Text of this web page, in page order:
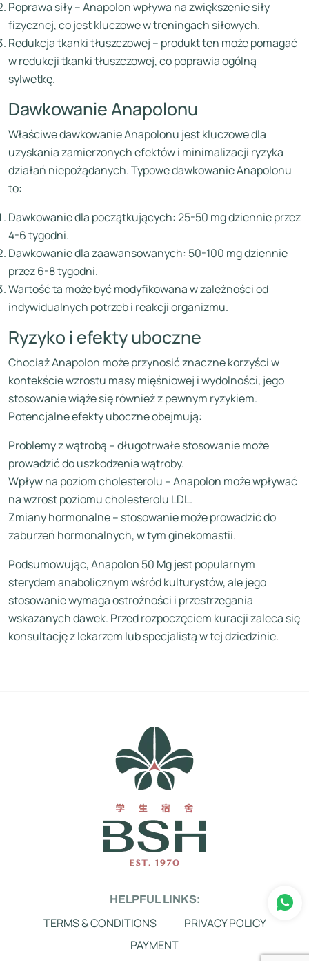
Poprawa siły – Anapolon wpływa na zwiększenie siły
fizycznej, co jest kluczowe w treningach siłowych.
Redukcja tkanki tłuszczowej – produkt ten może pomagać
w redukcji tkanki tłuszczowej, co poprawia ogólną
sylwetkę.
Dawkowanie Anapolonu
Właściwe dawkowanie Anapolonu jest kluczowe dla
uzyskania zamierzonych efektów i minimalizacji ryzyka
działań niepożądanych. Typowe dawkowanie Anapolonu
to:
Dawkowanie dla początkujących: 25-50 mg dziennie przez
4-6 tygodni.
Dawkowanie dla zaawansowanych: 50-100 mg dziennie
przez 6-8 tygodni.
Wartość ta może być modyfikowana w zależności od
indywidualnych potrzeb i reakcji organizmu.
Ryzyko i efekty uboczne
Chociaż Anapolon może przynosić znaczne korzyści w
kontekście wzrostu masy mięśniowej i wydolności, jego
stosowanie wiąże się również z pewnym ryzykiem.
Potencjalne efekty uboczne obejmują:
Problemy z wątrobą – długotrwałe stosowanie może
prowadzić do uszkodzenia wątroby.
Wpływ na poziom cholesterolu – Anapolon może wpływać
na wzrost poziomu cholesterolu LDL.
Zmiany hormonalne – stosowanie może prowadzić do
zaburzeń hormonalnych, w tym ginekomastii.
Podsumowując, Anapolon 50 Mg jest popularnym
sterydem anabolicznym wśród kulturystów, ale jego
stosowanie wymaga ostrożności i przestrzegania
wskazanych dawek. Przed rozpoczęciem kuracji zaleca się
konsultację z lekarzem lub specjalistą w tej dziedzinie.
HELPFUL LINKS:
TERMS & CONDITIONS
PRIVACY POLICY
PAYMENT